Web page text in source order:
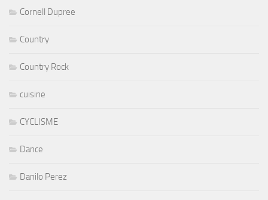
Cornell Dupree
Country
Country Rock
cuisine
CYCLISME
Dance
Danilo Perez